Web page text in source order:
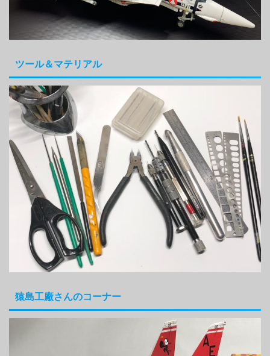
ツール＆マテリアル
猿島工廠さんのコーナー